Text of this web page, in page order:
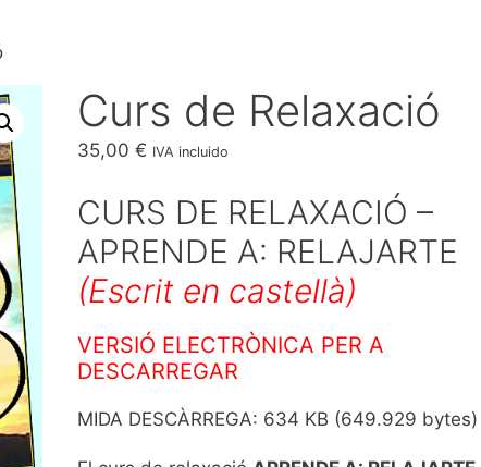
Curs de Relaxació
35,00 € IVA incluido
CURS DE RELAXACIÓ –
APRENDE A: RELAJARTE
(Escrit en castellà)
VERSIÓ ELECTRÒNICA PER A
DESCARREGAR
MIDA DESCÀRREGA: 634 KB (649.929 bytes)